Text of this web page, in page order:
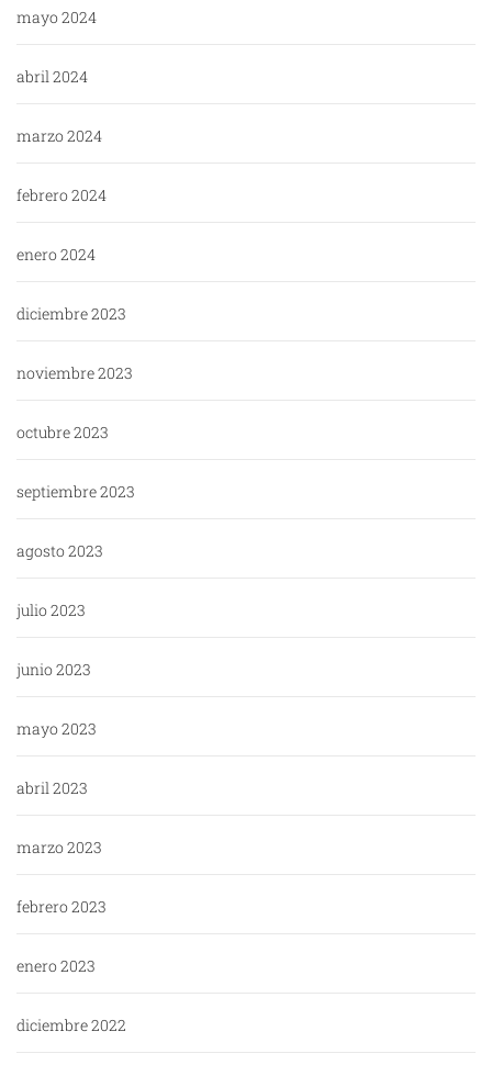
mayo 2024
abril 2024
marzo 2024
febrero 2024
enero 2024
diciembre 2023
noviembre 2023
octubre 2023
septiembre 2023
agosto 2023
julio 2023
junio 2023
mayo 2023
abril 2023
marzo 2023
febrero 2023
enero 2023
diciembre 2022